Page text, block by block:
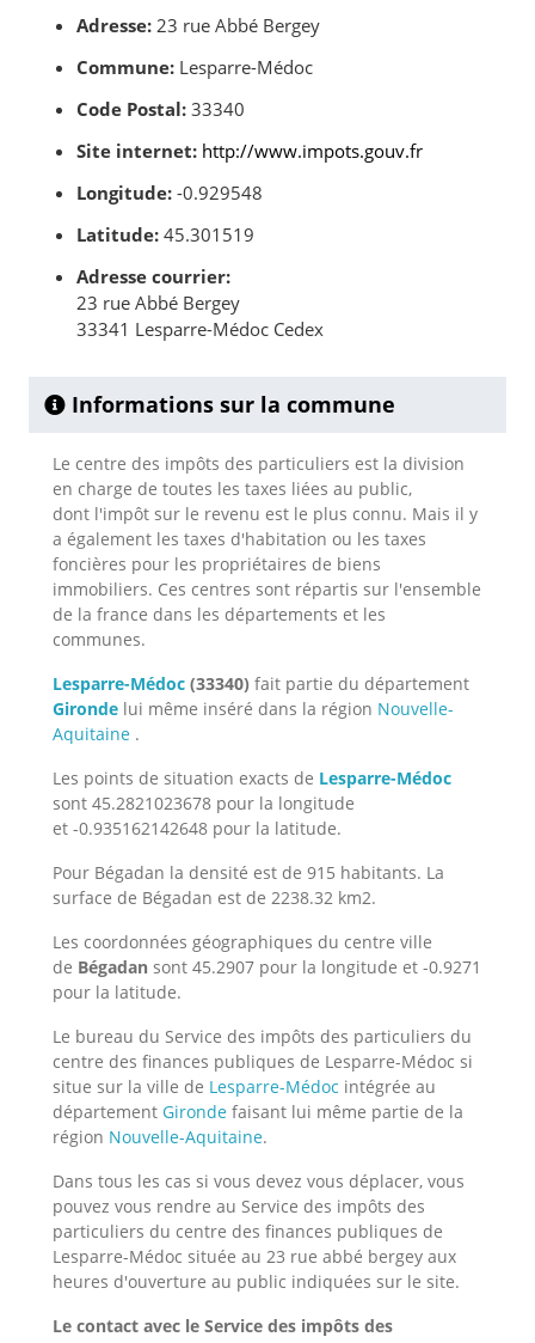
Adresse: 23 rue Abbé Bergey
Commune: Lesparre-Médoc
Code Postal: 33340
Site internet: http://www.impots.gouv.fr
Longitude: -0.929548
Latitude: 45.301519
Adresse courrier:
23 rue Abbé Bergey
33341 Lesparre-Médoc Cedex
Informations sur la commune
Le centre des impôts des particuliers est la division
en charge de toutes les taxes liées au public,
dont l'impôt sur le revenu est le plus connu. Mais il y
a également les taxes d'habitation ou les taxes
foncières pour les propriétaires de biens
immobiliers. Ces centres sont répartis sur l'ensemble
de la france dans les départements et les
communes.
Lesparre-Médoc (33340) fait partie du département
Gironde lui même inséré dans la région Nouvelle-
Aquitaine .
Les points de situation exacts de Lesparre-Médoc
sont 45.2821023678 pour la longitude
et -0.935162142648 pour la latitude.
Pour Bégadan la densité est de 915 habitants. La
surface de Bégadan est de 2238.32 km2.
Les coordonnées géographiques du centre ville
de Bégadan sont 45.2907 pour la longitude et -0.9271
pour la latitude.
Le bureau du Service des impôts des particuliers du
centre des finances publiques de Lesparre-Médoc si
situe sur la ville de Lesparre-Médoc intégrée au
département Gironde faisant lui même partie de la
région Nouvelle-Aquitaine.
Dans tous les cas si vous devez vous déplacer, vous
pouvez vous rendre au Service des impôts des
particuliers du centre des finances publiques de
Lesparre-Médoc située au 23 rue abbé bergey aux
heures d'ouverture au public indiquées sur le site.
Le contact avec le Service des impôts des